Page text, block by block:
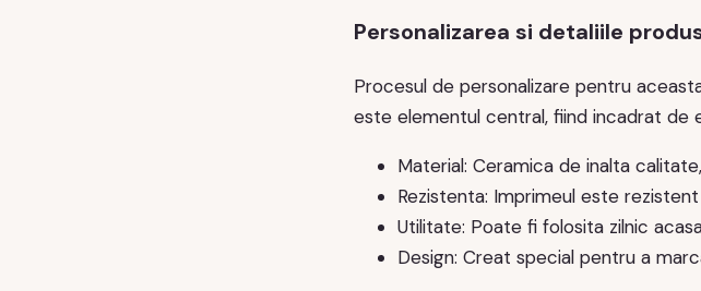
Personalizarea si detaliile
Procesul de personalizare pentru
este elementul central, fiind incadrat de
Material: Ceramica de inalta
Rezistenta: Imprimeul este
Utilitate: Poate fi folosita zilnic
Design: Creat special pentru a